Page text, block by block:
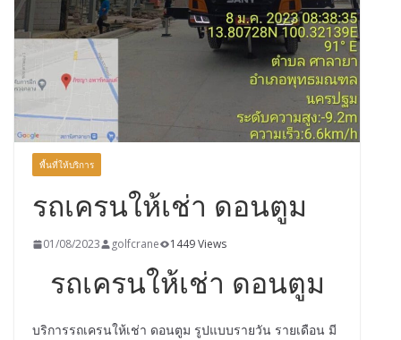
พื้นที่ให้บริการ
รถเครนให้เช่า ดอนตูม
01/08/2023 golfcrane 1449 Views
รถเครนให้เช่า ดอนตูม
บริการรถเครนให้เช่า ดอนตูม รูปแบบรายวัน รายเดือน มี